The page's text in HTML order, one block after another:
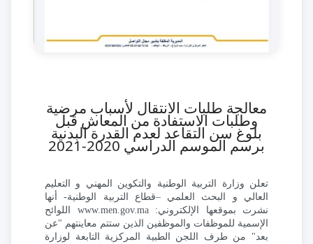
معالجة طلبات الانتقال لأسباب مرضية
وطلبات الاستفادة من المعاش قبل
بلوغ سن التقاعد لعدم القدرة البدنية
برسم الموسم الدراسي 2020-2021
تعلن وزارة التربية الوطنية والتكوين المهني و التعليم
العالي و البحث العلمي –قطاع التربية الوطنية- أنها
نشرت بموقعها الإلكتروني: www.men.gov.ma اللوائح
الإسمية للموظفات والموظفين الذين ستتم معاينتهم "عن
بعد" من طرف اللجن الطبية المركزية التابعة لوزارة